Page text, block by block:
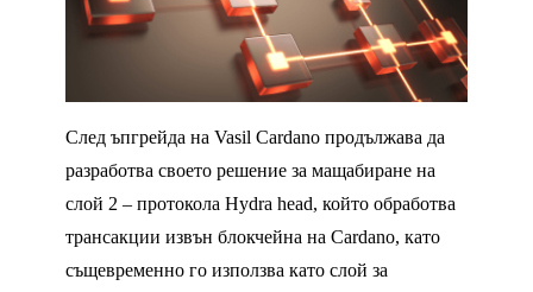
След ъпгрейда на Vasil Cardano продължава да
разработва своето решение за мащабиране на
слой 2 – протокола Hydra head, който обработва
трансакции извън блокчейна на Cardano, като
същевременно го използва като слой за